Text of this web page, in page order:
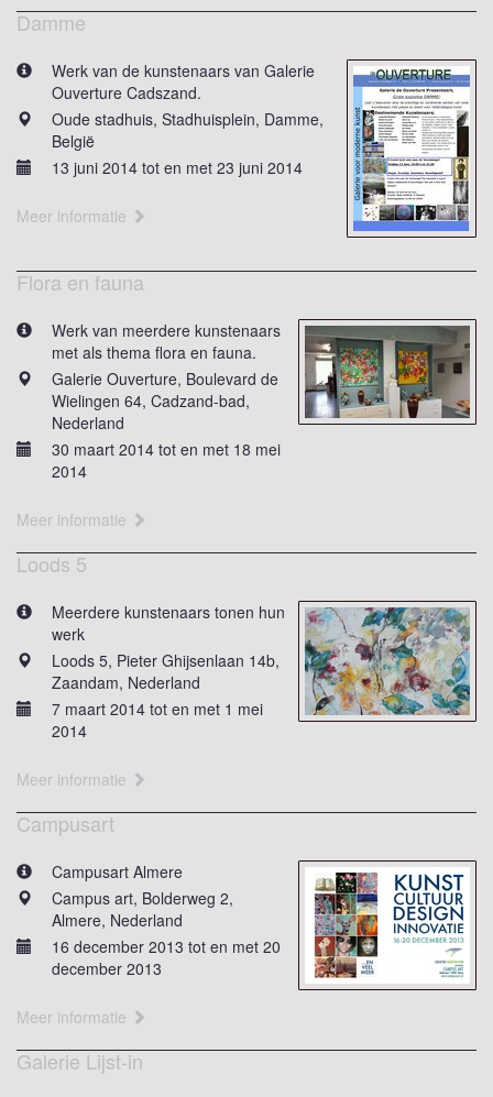
Damme
Werk van de kunstenaars van Galerie
Ouverture Cadszand.
Oude stadhuis, Stadhuisplein, Damme,
België
13 juni 2014 tot en met 23 juni 2014
Meer informatie
Flora en fauna
Werk van meerdere kunstenaars
met als thema flora en fauna.
Galerie Ouverture, Boulevard de
Wielingen 64, Cadzand-bad,
Nederland
30 maart 2014 tot en met 18 mei
2014
Meer informatie
Loods 5
Meerdere kunstenaars tonen hun
werk
Loods 5, Pieter Ghijsenlaan 14b,
Zaandam, Nederland
7 maart 2014 tot en met 1 mei
2014
Meer informatie
Campusart
Campusart Almere
Campus art, Bolderweg 2,
Almere, Nederland
16 december 2013 tot en met 20
december 2013
Meer informatie
Galerie Lijst-in